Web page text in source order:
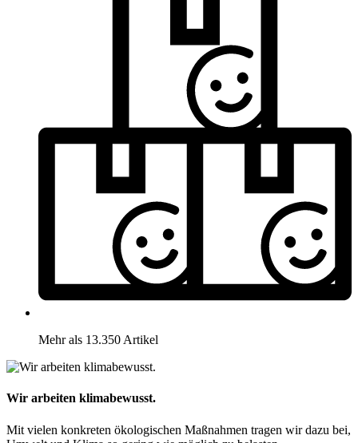
Mehr als 13.350 Artikel
Wir arbeiten klimabewusst.
Mit vielen konkreten ökologischen Maßnahmen tragen wir dazu bei,